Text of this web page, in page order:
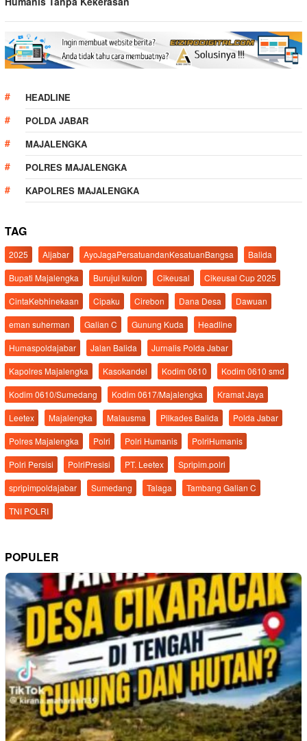
HEADLINE
POLDA JABAR
MAJALENGKA
POLRES MAJALENGKA
KAPOLRES MAJALENGKA
TAG
2025 Aljabar AyoJagaPersatuandanKesatuanBangsa
Balida
Bupati Majalengka
Burujul kulon Cikeusal
Cikeusal Cup 2025
CintaKebhinekaan
Cipaku Cirebon Dana Desa
Dawuan
eman suherman
Galian C Gunung Kuda
Headline
Humaspoldajabar
Jalan Balida
Jurnalis Polda Jabar
Kapolres Majalengka
Kasokandel Kodim 0610
Kodim 0610 smd
Kodim 0610/Sumedang
Kodim 0617/Majalengka
Kramat Jaya
Leetex
Majalengka Malausma Pilkades Balida
Polda Jabar
Polres Majalengka
Polri Polri Humanis
PolriHumanis
Polri Persisi
PolriPresisi PT. Leetex
Spripim.polri
spripimpoldajabar
Sumedang Talaga
Tambang Galian C
TNI POLRI
POPULER